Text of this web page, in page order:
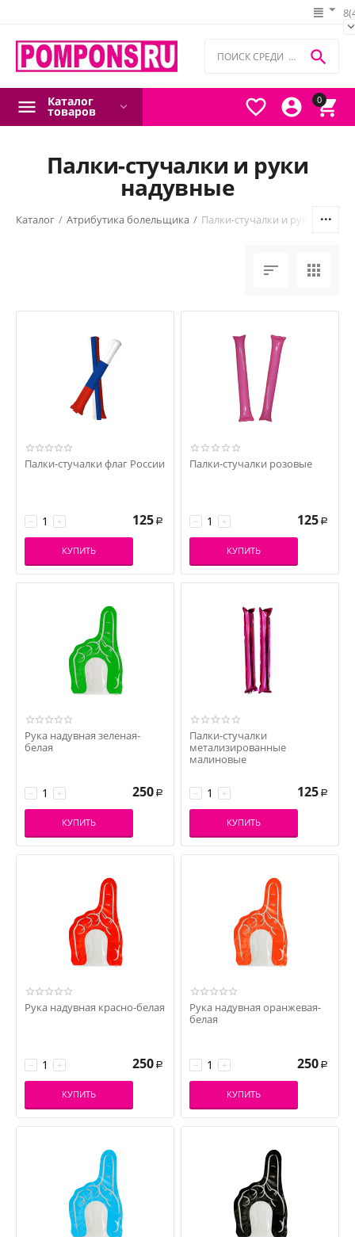
0




Каталог
товаров
Палки-стучалки и руки
надувные
Каталог / Атрибутика болельщика / Палки-стучалки и руки
 
Палки-стучалки флаг России
+
− 125 Р
КУПИТЬ
Палки-стучалки розовые
+
− 125 Р
КУПИТЬ
Рука надувная зеленая-
белая
+
− 250 Р
КУПИТЬ
Палки-стучалки
метализированные
малиновые
+
− 125 Р
КУПИТЬ
Рука надувная красно-белая
+
− 250 Р
КУПИТЬ
Рука надувная оранжевая-
белая
+
− 250 Р
КУПИТЬ